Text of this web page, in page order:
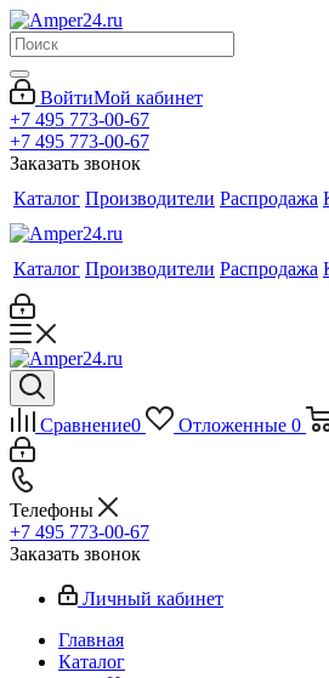
ВойтиМой кабинет
+7 495 773-00-67
+7 495 773-00-67
Заказать звонок
Каталог Производители Распродажа
Каталог Производители Распродажа
Сравнение0 Отложенные 0
Телефоны
+7 495 773-00-67
Заказать звонок
Личный кабинет
Главная
Каталог